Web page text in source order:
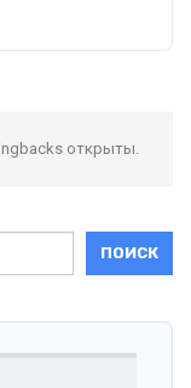
открыты.
ПОИСК